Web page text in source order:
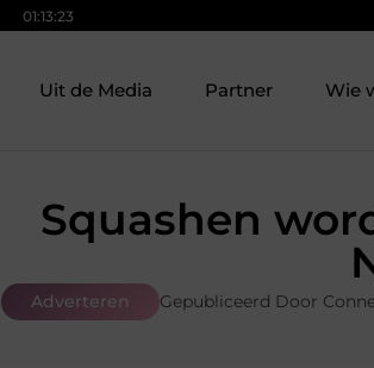
01:13:24
Uit de Media Partner Wie
Squashen
Adverteren Gepubliceerd Door